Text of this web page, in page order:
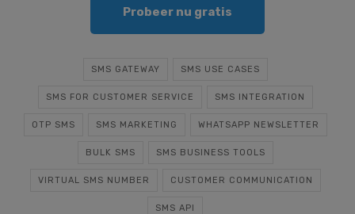
Probeer nu gratis
SMS GATEWAY SMS USE CASES
SMS FOR CUSTOMER SERVICE SMS INTEGRATION
OTP SMS SMS MARKETING WHATSAPP NEWSLETTER
BULK SMS SMS BUSINESS TOOLS
VIRTUAL SMS NUMBER CUSTOMER COMMUNICATION
SMS API